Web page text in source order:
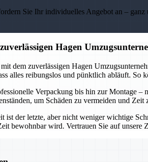
Sie Ihr individuelles Angebot an –
Hagen
dem zuverlässigen Hagen
alles reibungslos und pünktlich abläuft.
Verpackung bis hin zur Montage
um Schäden zu vermeiden und
der letzte, aber nicht weniger wichtige
bewohnbar wird. Vertrauen Sie auf unsere